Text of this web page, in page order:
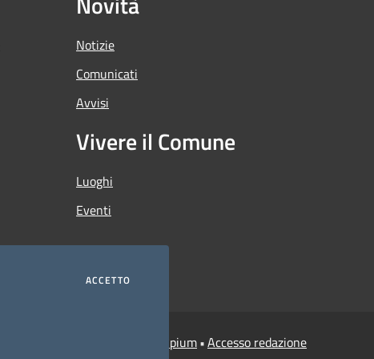
Notizie
Comunicati
Avvisi
Vivere il Comune
Luoghi
Eventi
Municipium•Accesso redazione
ACCETTO